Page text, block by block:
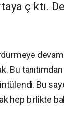
çıktı.
Bu
Bu
hep birlikte